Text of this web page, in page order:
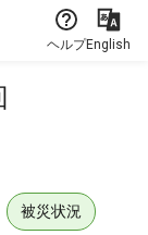
ヘルプEnglish
被災状況